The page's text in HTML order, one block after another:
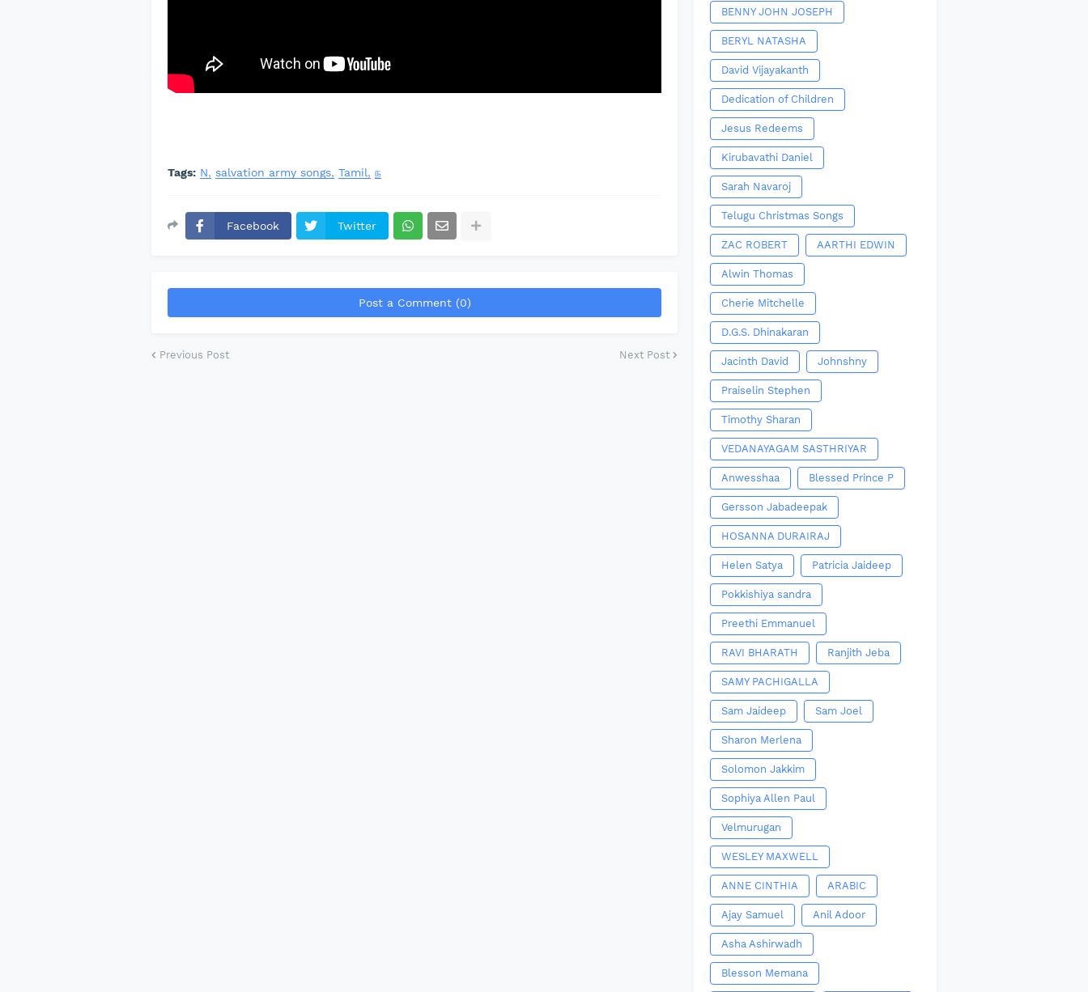
Tags: N salvation army songs Tamil ந
Facebook Twitter
Post a Comment (0)
Previous Post Next Post
BENNY JOHN JOSEPH
BERYL NATASHA
David Vijayakanth
Dedication of Children
Jesus Redeems
Kirubavathi Daniel
Sarah Navaroj
Telugu Christmas Songs
ZAC ROBERT AARTHI EDWIN
Alwin Thomas
Cherie Mitchelle
D.G.S. Dhinakaran
Jacinth David Johnshny
Praiselin Stephen
Timothy Sharan
VEDANAYAGAM SASTHRIYAR
Anwesshaa Blessed Prince P
Gersson Jabadeepak
HOSANNA DURAIRAJ
Helen Satya Patricia Jaideep
Pokkishiya sandra
Preethi Emmanuel
RAVI BHARATH Ranjith Jeba
SAMY PACHIGALLA
Sam Jaideep Sam Joel
Sharon Merlena
Solomon Jakkim
Sophiya Allen Paul
Velmurugan
WESLEY MAXWELL
ANNE CINTHIA ARABIC
Ajay Samuel Anil Adoor
Asha Ashirwadh
Blesson Memana